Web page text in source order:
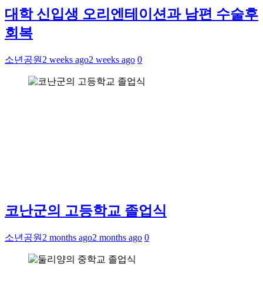
대학 신입생 오리엔테이션과 남편 수술후
회복
소년공원 2 weeks ago2 weeks ago 0
코난군의 고등학교 졸업식
소년공원 2 months ago2 months ago 0